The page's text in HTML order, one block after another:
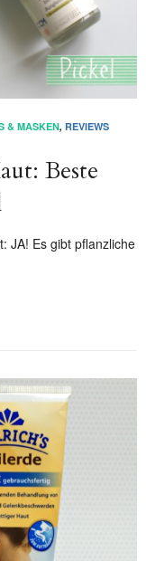
& MASKEN, REVIEWS
Beste
JA! Es gibt pflanzliche